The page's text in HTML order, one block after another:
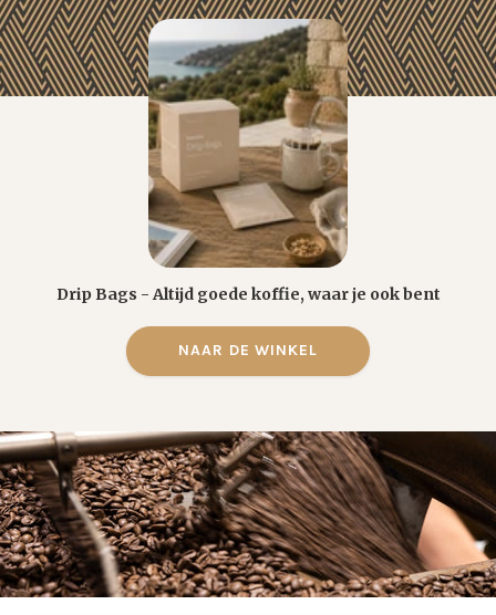
Drip Bags - Altijd goede koffie, waar je ook bent
NAAR DE WINKEL